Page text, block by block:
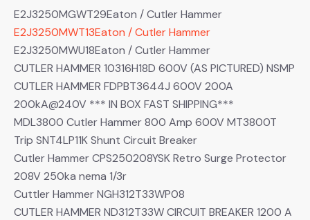
E2J3250MGWT29Eaton / Cutler Hammer
E2J3250MWT13Eaton / Cutler Hammer
E2J3250MWU18Eaton / Cutler Hammer
CUTLER HAMMER 10316H18D 600V (AS PICTURED) NSMP
CUTLER HAMMER FDPBT3644J 600V 200A
200kA@240V *** IN BOX FAST SHIPPING***
MDL3800 Cutler Hammer 800 Amp 600V MT3800T
Trip SNT4LP11K Shunt Circuit Breaker
Cutler Hammer CPS250208YSK Retro Surge Protector
208V 250ka nema 1/3r
Cuttler Hammer NGH312T33WP08
CUTLER HAMMER ND312T33W CIRCUIT BREAKER 1200 A